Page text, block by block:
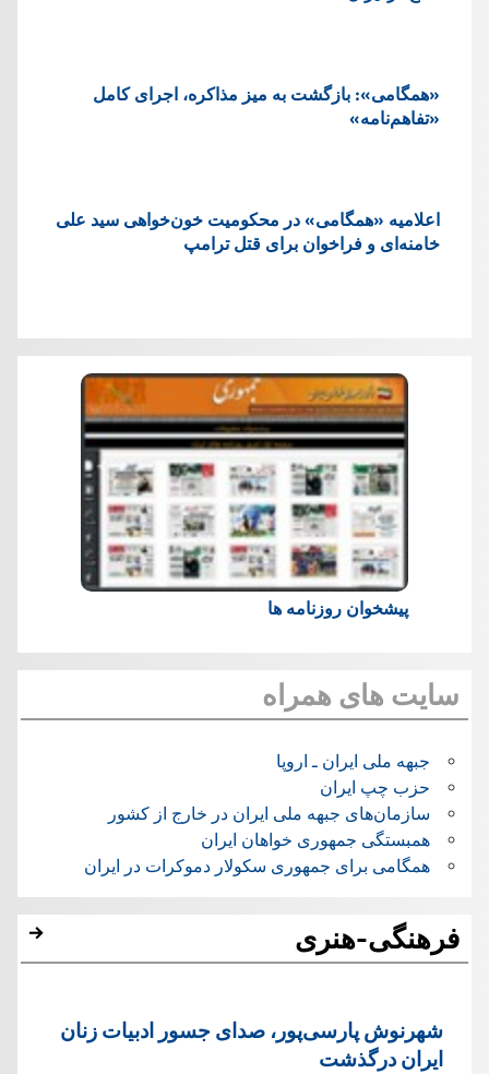
«همگامی»: بازگشت به میز مذاکره، اجرای کامل
«تفاهم‌نامه»
اعلامیه «همگامی» در محکومیت خون‌خواهی سید علی
خامنه‌ای و فراخوان برای قتل ترامپ
پیشخوان روزنامه ها
سایت های همراه
جبهه ملی ایران ـ اروپا
حزب چپ ایران
سازمان‌های جبهه ملی ایران در خارج از کشور
همبستگی جمهوری خواهان ایران
همگامی برای جمهوری سکولار دموکرات در ایران
فرهنگی-هنری
شهرنوش پارسی‌پور، صدای جسور ادبیات زنان
ایران درگذشت